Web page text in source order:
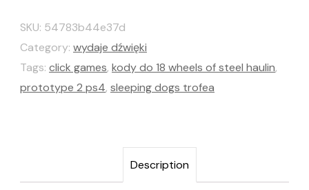
SKU: 54783b44e37d
Category: wydaje dźwięki
Tags: click games, kody do 18 wheels of steel haulin,
prototype 2 ps4, sleeping dogs trofea
Description